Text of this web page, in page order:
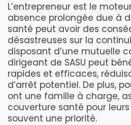
L’entrepreneur est le
absence prolongée due à
santé peut avoir des
désastreuses sur la
disposant d’une mutuelle
dirigeant de SASU peut
rapides et efficaces,
d’arrêt potentiel. De plus,
ont une famille à charge,
couverture santé pour
souvent une priorité.